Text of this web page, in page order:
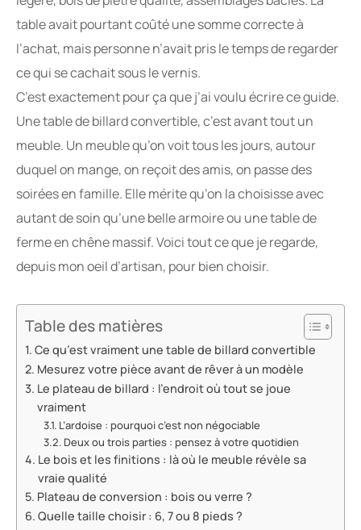
table avait pourtant coûté une somme correcte à
l’achat, mais personne n’avait pris le temps de regarder
ce qui se cachait sous le vernis.
C’est exactement pour ça que j’ai voulu écrire ce guide.
Une table de billard convertible, c’est avant tout un
meuble. Un meuble qu’on voit tous les jours, autour
duquel on mange, on reçoit des amis, on passe des
soirées en famille. Elle mérite qu’on la choisisse avec
autant de soin qu’une belle armoire ou une table de
ferme en chêne massif. Voici tout ce que je regarde,
depuis mon oeil d’artisan, pour bien choisir.
Table des matières
Ce qu’est vraiment une table de billard convertible
Mesurez votre pièce avant de rêver à un modèle
Le plateau de billard : l’endroit où tout se joue
vraiment
L’ardoise : pourquoi c’est non négociable
Deux ou trois parties : pensez à votre quotidien
Le bois et les finitions : là où le meuble révèle sa
vraie qualité
Plateau de conversion : bois ou verre ?
Quelle taille choisir : 6, 7 ou 8 pieds ?